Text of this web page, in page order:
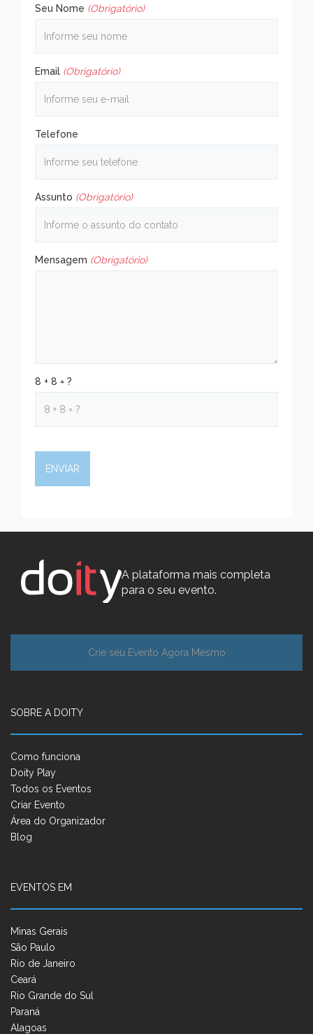
Seu Nome (Obrigatório)
Email (Obrigatório)
Telefone
Assunto (Obrigatório)
Mensagem (Obrigatório)
8 + 8 = ?
A plataforma mais completa
para o seu evento.
Crie seu Evento Agora Mesmo
SOBRE A DOITY
Como funciona
Doity Play
Todos os Eventos
Criar Evento
Área do Organizador
Blog
EVENTOS EM
Minas Gerais
São Paulo
Rio de Janeiro
Ceará
Rio Grande do Sul
Paraná
Alagoas